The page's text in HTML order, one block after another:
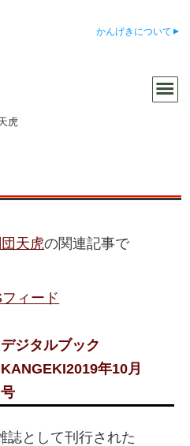
かんげきについて
虎
天虎の関連記事で
ィード
デジタルブック
KANGEKI2019年10月
号
誌として刊行された